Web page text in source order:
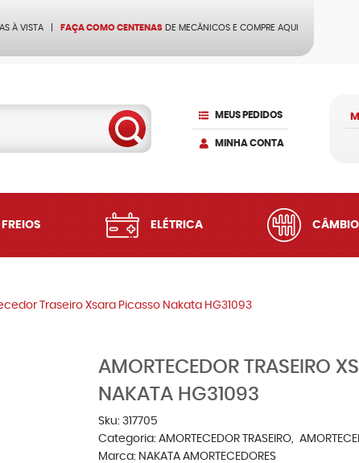
À VISTA FAÇA COMO CENTENAS DE MECÂNICOS E COMPRE AQUI
MEUS PEDIDOS
MINHA CONTA
FREIOS ELÉTRICA CÂMBIO
Traseiro Xsara Picasso Nakata HG31093
AMORTECEDOR TRASEIRO
NAKATA HG31093
Sku: 317705
Categoria: AMORTECEDOR TRASEIRO
Marca: NAKATA AMORTECEDORES